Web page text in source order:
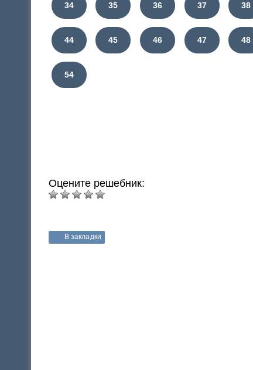
34 35 36 37 38
44 45 46 47 48
54
Оцените решебник:
В закладки